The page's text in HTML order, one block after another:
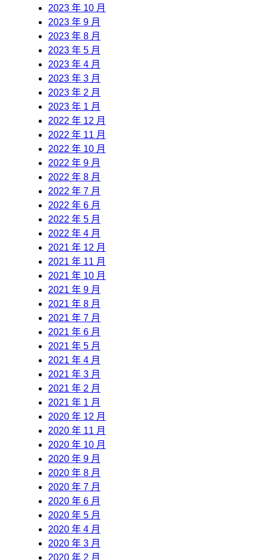
2023 年 10 月
2023 年 9 月
2023 年 8 月
2023 年 5 月
2023 年 4 月
2023 年 3 月
2023 年 2 月
2023 年 1 月
2022 年 12 月
2022 年 11 月
2022 年 10 月
2022 年 9 月
2022 年 8 月
2022 年 7 月
2022 年 6 月
2022 年 5 月
2022 年 4 月
2021 年 12 月
2021 年 11 月
2021 年 10 月
2021 年 9 月
2021 年 8 月
2021 年 7 月
2021 年 6 月
2021 年 5 月
2021 年 4 月
2021 年 3 月
2021 年 2 月
2021 年 1 月
2020 年 12 月
2020 年 11 月
2020 年 10 月
2020 年 9 月
2020 年 8 月
2020 年 7 月
2020 年 6 月
2020 年 5 月
2020 年 4 月
2020 年 3 月
2020 年 2 月